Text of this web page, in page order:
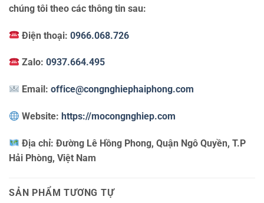
chúng tôi theo các thông tin sau:
Điện thoại:0966.068.726
Zalo:0937.664.495
Email:office@congnghiephaiphong.com
Website:https://mocongnghiep.com
Địa chỉ:Đường Lê Hồng Phong, Quận Ngô Quyền, T.P
Hải Phòng, Việt Nam
SẢN PHẨM TƯƠNG TỰ